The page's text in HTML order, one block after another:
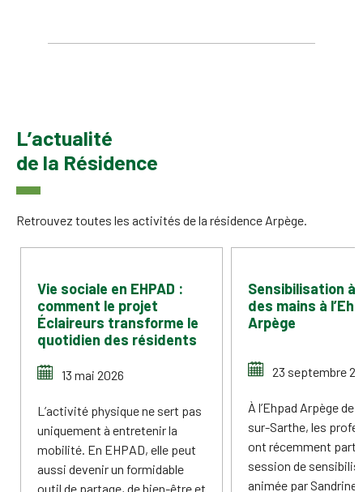
L’actualité
de la Résidence
Retrouvez toutes les activités de la résidence Arpège.
Vie sociale en EHPAD :
comment le projet
Éclaireurs transforme le
quotidien des résidents
13 mai 2026
L’activité physique ne sert pas
uniquement à entretenir la
mobilité. En EHPAD, elle peut
aussi devenir un formidable
outil de partage, de bien-être et
Sensibilisation à
des mains à
Arpège
23 septembre
À l’Ehpad Arpège de
sur-Sarthe, les
ont récemment
session de
animée par